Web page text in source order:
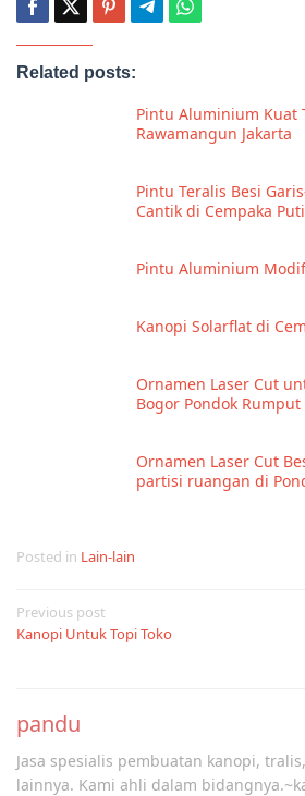
Related posts:
Pintu Aluminium Kuat
Rawamangun Jakarta
Pintu Teralis Besi
Cantik di Cempaka
Pintu Aluminium
Kanopi Solarflat di
Ornamen Laser Cut
Bogor Pondok Rumput
Ornamen Laser Cut
partisi ruangan di
Posted in Lain-lain
Post
navigation
Previous post
Kanopi Untuk Topi Toko
pandu
Jasa spesialis pembuatan kanopi,
lainnya. Kami ahli dalam